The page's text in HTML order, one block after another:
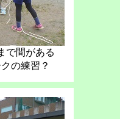
で間がある
の練習？